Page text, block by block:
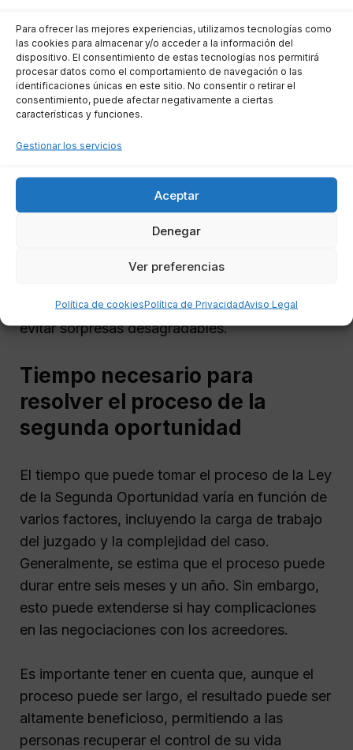
Para ofrecer las mejores experiencias, utilizamos tecnologías como
las cookies para almacenar y/o acceder a la información del
dispositivo. El consentimiento de estas tecnologías nos permitirá
procesar datos como el comportamiento de navegación o las
identificaciones únicas en este sitio. No consentir o retirar el
consentimiento, puede afectar negativamente a ciertas
características y funciones.
Gestionar los servicios
Aceptar
Denegar
Ver preferencias
Política de cookiesPolítica de PrivacidadAviso Legal
Honorarios del abogado:Pueden variar
según la experiencia del profesional y la
región, pero es esencial tener claro el
costo desde el inicio.
deben abonarse al presentar la solicitud
en el juzgado.
Gastos administrativos:
obtención de documentos necesarios
para el proceso.
y detallado antes de iniciar el proceso para
evitar sorpresas desagradables.
Tiempo necesario para
resolver el proceso de la
segunda oportunidad
El tiempo que puede tomar el proceso de la Ley
de la Segunda Oportunidad varía en función de
varios factores, incluyendo la carga de trabajo
del juzgado y la complejidad del caso.
Generalmente, se estima que el proceso puede
durar entre seis meses y un año. Sin embargo,
esto puede extenderse si hay complicaciones
en las negociaciones con los acreedores.
Es importante tener en cuenta que, aunque el
proceso puede ser largo, el resultado puede ser
altamente beneficioso, permitiendo a las
personas recuperar el control de su vida